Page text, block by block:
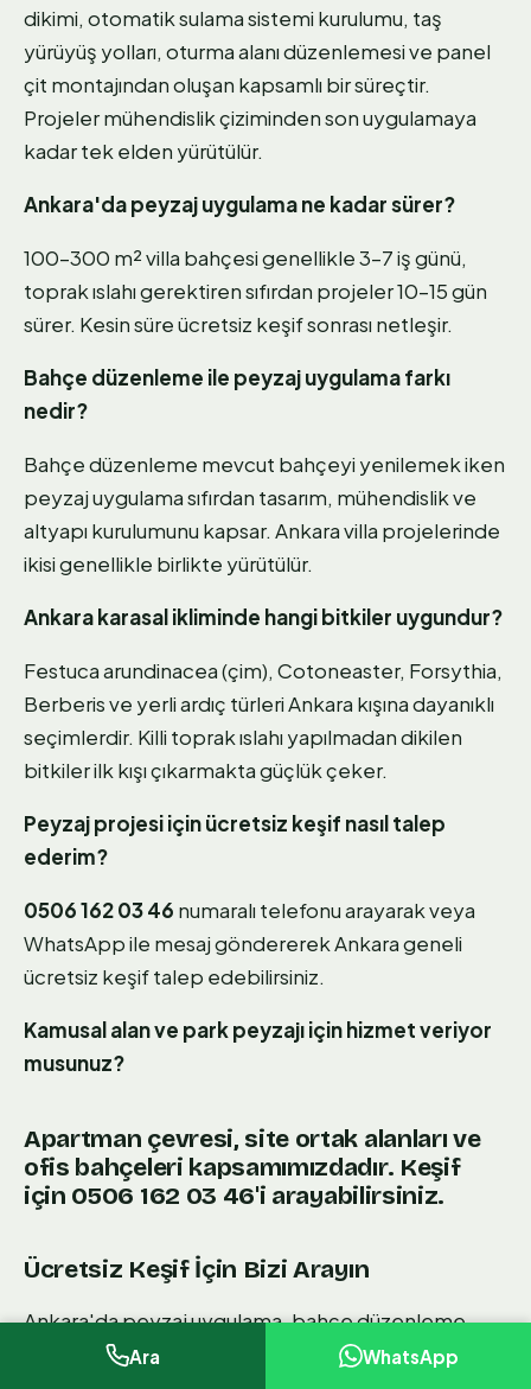
dikimi, otomatik sulama sistemi kurulumu, taş
yürüyüş yolları, oturma alanı düzenlemesi ve panel
çit montajından oluşan kapsamlı bir süreçtir.
Projeler mühendislik çiziminden son uygulamaya
kadar tek elden yürütülür.
Ankara'da peyzaj uygulama ne kadar sürer?
100–300 m² villa bahçesi genellikle 3–7 iş günü,
toprak ıslahı gerektiren sıfırdan projeler 10–15 gün
sürer. Kesin süre ücretsiz keşif sonrası netleşir.
Bahçe düzenleme ile peyzaj uygulama farkı
nedir?
Bahçe düzenleme mevcut bahçeyi yenilemek iken
peyzaj uygulama sıfırdan tasarım, mühendislik ve
altyapı kurulumunu kapsar. Ankara villa projelerinde
ikisi genellikle birlikte yürütülür.
Ankara karasal ikliminde hangi bitkiler uygundur?
Festuca arundinacea (çim), Cotoneaster, Forsythia,
Berberis ve yerli ardıç türleri Ankara kışına dayanıklı
seçimlerdir. Killi toprak ıslahı yapılmadan dikilen
bitkiler ilk kışı çıkarmakta güçlük çeker.
Peyzaj projesi için ücretsiz keşif nasıl talep
ederim?
0506 162 03 46 numaralı telefonu arayarak veya
WhatsApp ile mesaj göndererek Ankara geneli
ücretsiz keşif talep edebilirsiniz.
Kamusal alan ve park peyzajı için hizmet veriyor
musunuz?
Apartman çevresi, site ortak alanları ve
ofis bahçeleri kapsamımızdadır. Keşif
için 0506 162 03 46'i arayabilirsiniz.
Ücretsiz Keşif İçin Bizi Arayın
Ankara'da peyzaj uygulama, bahçe düzenleme
veya çevre düzenleme projeniz için zemin ölçümü
Ara WhatsApp